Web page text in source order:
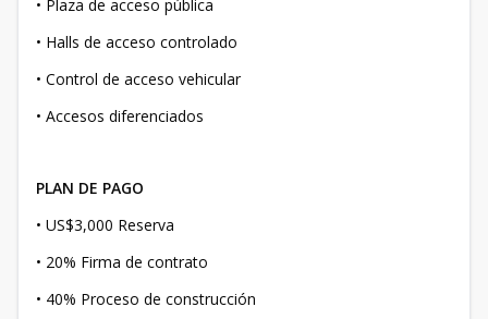
• Plaza de acceso pública
• Halls de acceso controlado
• Control de acceso vehicular
• Accesos diferenciados
PLAN DE PAGO
• US$3,000 Reserva
• 20% Firma de contrato
• 40% Proceso de construcción